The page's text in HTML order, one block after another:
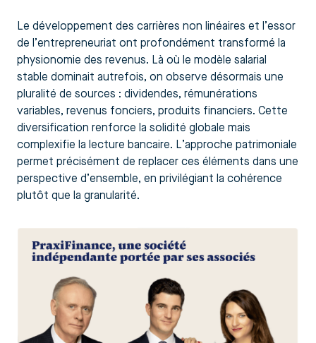
Le développement des carrières non linéaires et l’essor
de l’entrepreneuriat ont profondément transformé la
physionomie des revenus. Là où le modèle salarial
stable dominait autrefois, on observe désormais une
pluralité de sources : dividendes, rémunérations
variables, revenus fonciers, produits financiers. Cette
diversification renforce la solidité globale mais
complexifie la lecture bancaire. L’approche patrimoniale
permet précisément de replacer ces éléments dans une
perspective d’ensemble, en privilégiant la cohérence
plutôt que la granularité.